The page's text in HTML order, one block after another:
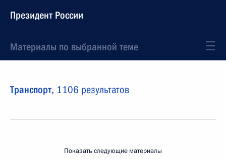
Президент России
Материалы по выбранной теме
Транспорт, 1106 результатов
Показать следующие материалы